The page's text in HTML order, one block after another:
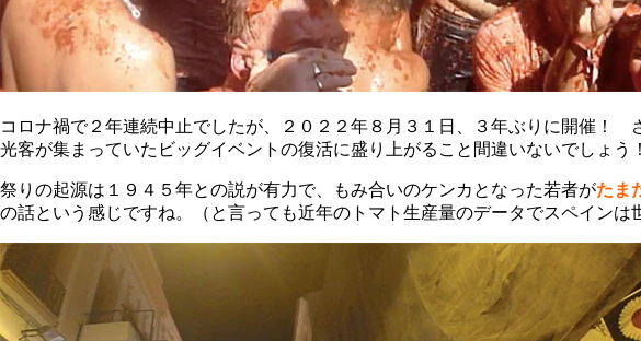
コロナ禍で２年連続中止でしたが、２０２２年８月３１日、３年ぶりに開催！
光客が集まっていたビッグイベントの復活に盛り上がること間違いないでしょう！
祭りの起源は１９４５年との説が有力で、もみ合いのケンカとなった若者がたま
の話という感じですね。（と言っても近年のトマト生産量のデータでスペインは